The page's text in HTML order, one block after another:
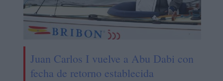
Juan Carlos I vuelve a Abu Dabi con
fecha de retorno establecida